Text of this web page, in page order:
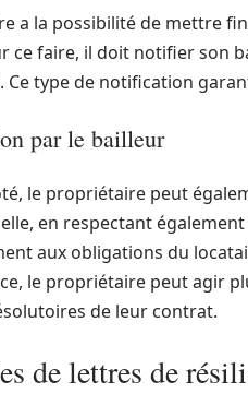
a la possibilité de mettre
ce faire, il doit notifier son
Ce type de notification
par le bailleur
le propriétaire peut
en respectant également
aux obligations du
le propriétaire peut agir
de leur contrat.
de lettres de